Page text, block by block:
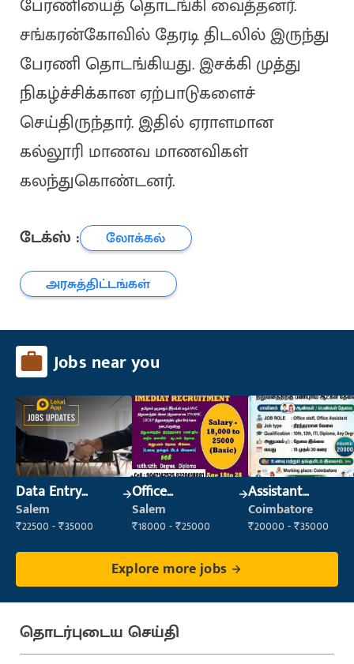
பேரணியைத் தொடங்கி வைத்தனர்.
சங்கரன்கோவில் தேரடி திடலில் இருந்து
பேரணி தொடங்கியது. இசக்கி முத்து
நிகழ்ச்சிக்கான ஏற்பாடுகளைச்
செய்திருந்தார். இதில் ஏராளமான
கல்லூரி மாணவ மாணவிகள்
கலந்துகொண்டனர்.
டேக்ஸ் :
லோக்கல்
அரசுத்திட்டங்கள்
Jobs near you
Data Entry
Operator
Salem
₹22500 - ₹35000
Office
Maintenance
Staff
Salem
₹18000 - ₹25000
Assistant
Manager
Coimbatore
₹20000 - ₹35000
Explore more jobs
தொடர்புடைய செய்தி